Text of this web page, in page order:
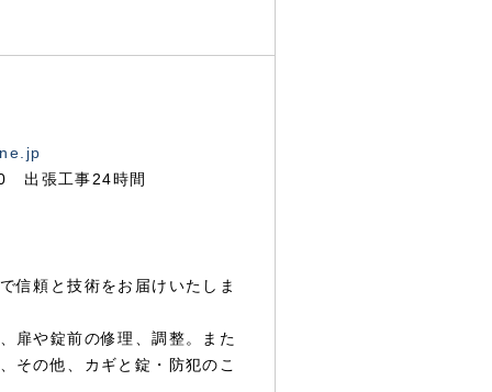
出張工事24時間
信頼と技術をお届けいたしま
扉や錠前の修理、調整。また
その他、カギと錠・防犯のこ